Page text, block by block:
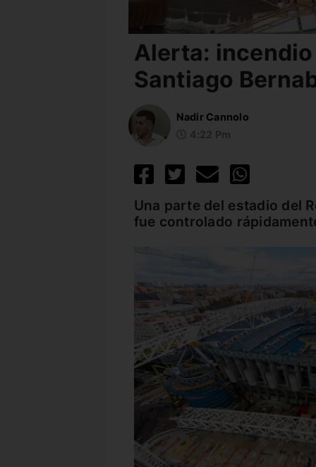
Alerta:
Santiago
Nadir Cannolo
Una parte del estadio del
fue controlado